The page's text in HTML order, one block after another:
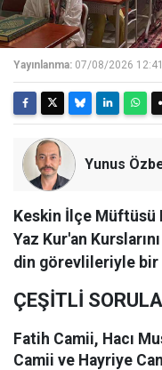
Yayınlanma: 07/08/2026 12:41
Yunus
Keskin İlçe Müftüsü
Yaz Kur'an
din görevlileriyle bir
ÇEŞİTLİ
Fatih Camii, Hacı
Camii ve Hayriye